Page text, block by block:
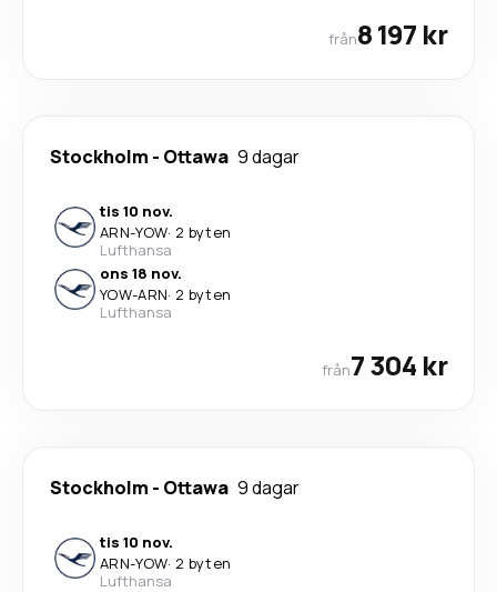
från8 197 kr
Stockholm - Ottawa 9 dagar
tis 10 nov.
ARN-YOW· 2 byten
Lufthansa
ons 18 nov.
YOW-ARN· 2 byten
Lufthansa
från7 304 kr
Stockholm - Ottawa 9 dagar
tis 10 nov.
ARN-YOW· 2 byten
Lufthansa